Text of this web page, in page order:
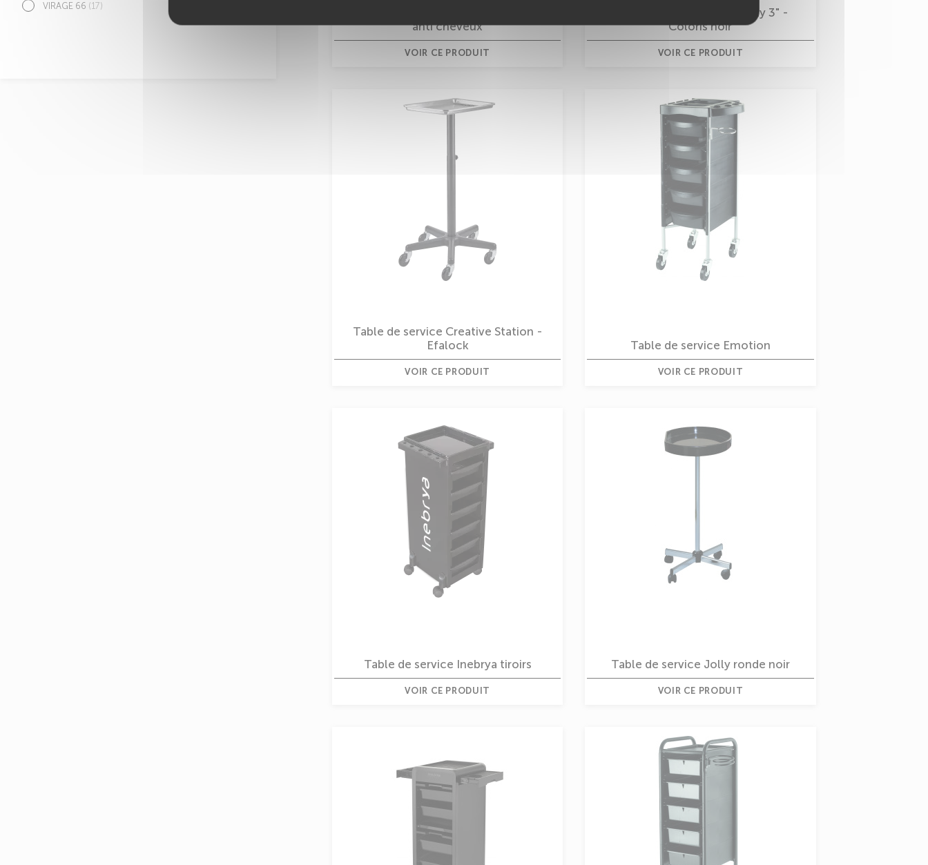
VIRAGE 66 (17)
anti cheveux
VOIR CE PRODUIT
Table de service carré "Jolly 3" -
Coloris noir
VOIR CE PRODUIT
Table de service Creative Station -
Efalock
VOIR CE PRODUIT
Table de service Emotion
VOIR CE PRODUIT
Table de service Inebrya tiroirs
VOIR CE PRODUIT
Table de service Jolly ronde noir
VOIR CE PRODUIT